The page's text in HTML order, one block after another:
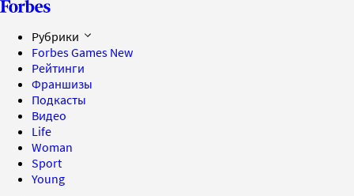
Рубрики
Forbes Games New
Рейтинги
Франшизы
Подкасты
Видео
Life
Woman
Sport
Young